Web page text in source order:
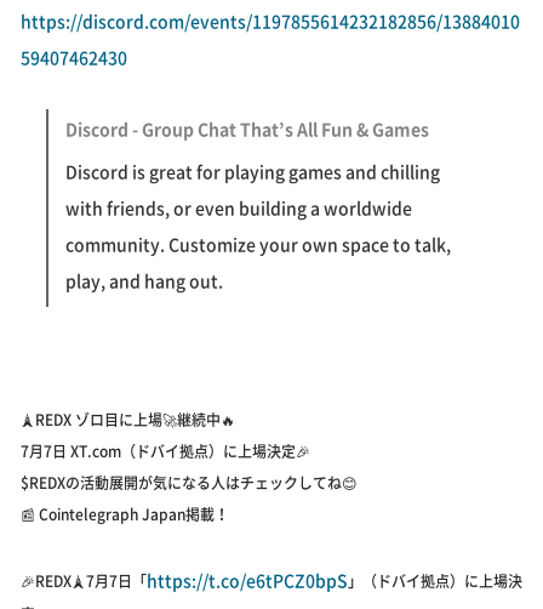
https://discord.com/events/1197855614232182856/13884010
59407462430
Discord - Group Chat That’s All Fun & Games
Discord is great for playing games and chilling
with friends, or even building a worldwide
community. Customize your own space to talk,
play, and hang out.
🗼REDX ゾロ目に上場🚀継続中🔥
7月7日 XT.com（ドバイ拠点）に上場決定🎉
$REDXの活動展開が気になる人はチェックしてね😊
📰 Cointelegraph Japan掲載！
🎉REDX🗼7月7日「https://t.co/e6tPCZ0bpS 」（ドバイ拠点）に上場決